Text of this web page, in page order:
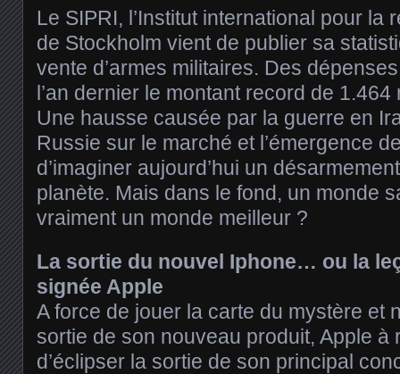
Le SIPRI, l’Institut international pour la
de Stockholm vient de publier sa
vente d’armes militaires. Des
l’an dernier le montant record de
Une hausse causée par la guerre en
Russie sur le marché et l’émergence
d’imaginer aujourd’hui un
planète. Mais dans le fond, un monde
vraiment un monde meilleur ?
La sortie du nouvel Iphone… ou la
signée Apple
A force de jouer la carte du mystère et
sortie de son nouveau produit, Apple à
d’éclipser la sortie de son principal